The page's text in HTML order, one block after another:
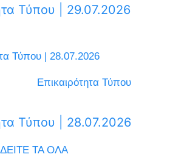
Τύπου | 29.07.2026
Επικαιρότητα Τύπου
Τύπου | 28.07.2026
ΔΕΙΤΕ ΤΑ ΟΛΑ